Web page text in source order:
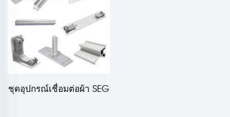
ชุดอุปกรณ์เชื่อมต่อผ้า SEG